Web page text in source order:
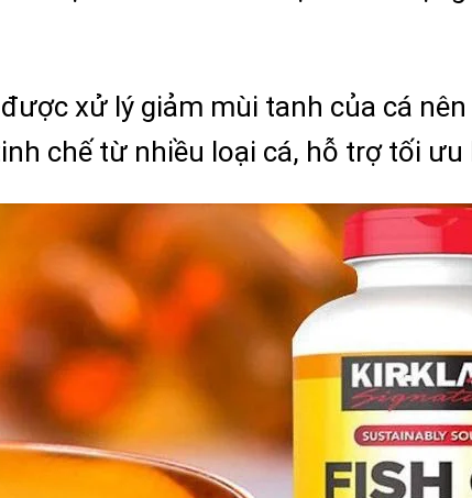
xử lý giảm mùi tanh của cá
chế từ nhiều loại cá, hỗ trợ tối